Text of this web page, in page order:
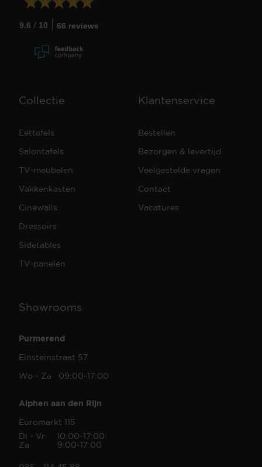
9.6 / 10 66 reviews
Collectie
Eettafels
Salontafels
TV-meubelen
Vakkenkasten
Cinewalls
Dressoirs
Sidetables
TV-panelen
Klantenservice
Bestellen
Bezorgen & levertijd
Veelgestelde vragen
Contact
Vacatures
Showrooms
Purmerend
Einsteinstraat 57
Wo - Za 09:00-17:00
Alphen aan den Rijn
Euromarkt 115
Di - Vr 10:00-17:00
Za 9:00-17:00